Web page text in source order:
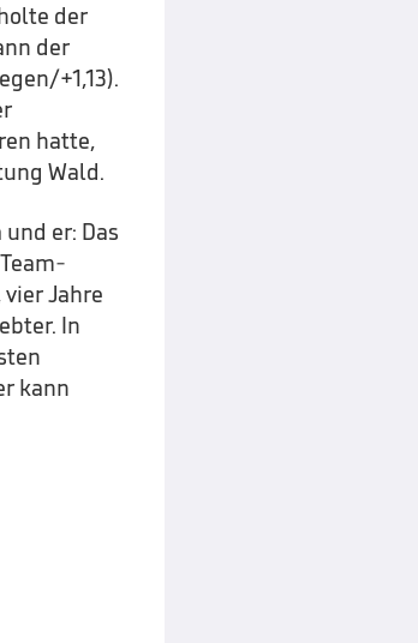
der
der
+1,13).
hatte,
Wald.
er: Das
Jahre
In
kann